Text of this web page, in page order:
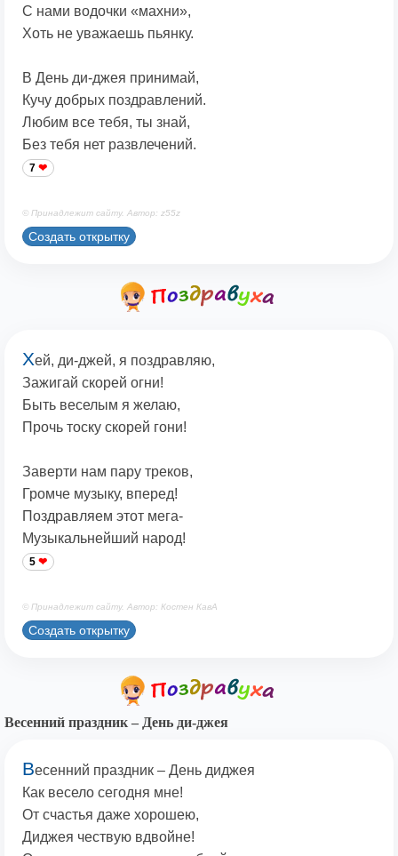
С нами водочки «махни»,
Хоть не уважаешь пьянку.
В День ди-джея принимай,
Кучу добрых поздравлений.
Любим все тебя, ты знай,
Без тебя нет развлечений.
7
© Принадлежит сайту. Автор: z55z
Создать открытку
Хей, ди-джей, я поздравляю,
Зажигай скорей огни!
Быть веселым я желаю,
Прочь тоску скорей гони!
Заверти нам пару треков,
Громче музыку, вперед!
Поздравляем этот мега-
Музыкальнейший народ!
5
© Принадлежит сайту. Автор: Костен КавА
Создать открытку
Весенний праздник – День ди-джея
Весенний праздник – День диджея
Как весело сегодня мне!
От счастья даже хорошею,
Диджея чествую вдвойне!